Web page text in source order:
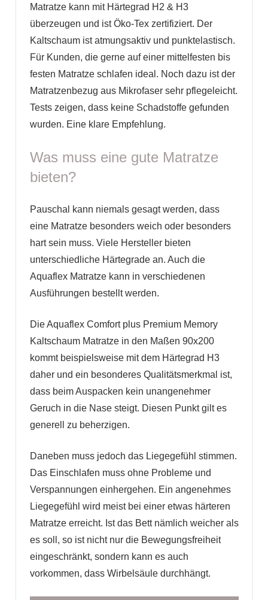
Matratze kann mit Härtegrad H2 & H3
überzeugen und ist Öko-Tex zertifiziert. Der
Kaltschaum ist atmungsaktiv und punktelastisch.
Für Kunden, die gerne auf einer mittelfesten bis
festen Matratze schlafen ideal. Noch dazu ist der
Matratzenbezug aus Mikrofaser sehr pflegeleicht.
Tests zeigen, dass keine Schadstoffe gefunden
wurden. Eine klare Empfehlung.
Was muss eine gute Matratze
bieten?
Pauschal kann niemals gesagt werden, dass
eine Matratze besonders weich oder besonders
hart sein muss. Viele Hersteller bieten
unterschiedliche Härtegrade an. Auch die
Aquaflex Matratze kann in verschiedenen
Ausführungen bestellt werden.
Die Aquaflex Comfort plus Premium Memory
Kaltschaum Matratze in den Maßen 90x200
kommt beispielsweise mit dem Härtegrad H3
daher und ein besonderes Qualitätsmerkmal ist,
dass beim Auspacken kein unangenehmer
Geruch in die Nase steigt. Diesen Punkt gilt es
generell zu beherzigen.
Daneben muss jedoch das Liegegefühl stimmen.
Das Einschlafen muss ohne Probleme und
Verspannungen einhergehen. Ein angenehmes
Liegegefühl wird meist bei einer etwas härteren
Matratze erreicht. Ist das Bett nämlich weicher als
es soll, so ist nicht nur die Bewegungsfreiheit
eingeschränkt, sondern kann es auch
vorkommen, dass Wirbelsäule durchhängt.